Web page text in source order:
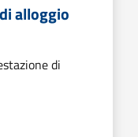
alloggio
di